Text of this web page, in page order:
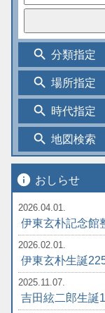
search 分類指定
search 場所指定
search 時代指定
search 地図検索
info おしらせ
2026.04.01.
伊東玄朴記念館
2026.02.01.
伊東玄朴生誕
2025.11.07.
吉田絃二郎生誕